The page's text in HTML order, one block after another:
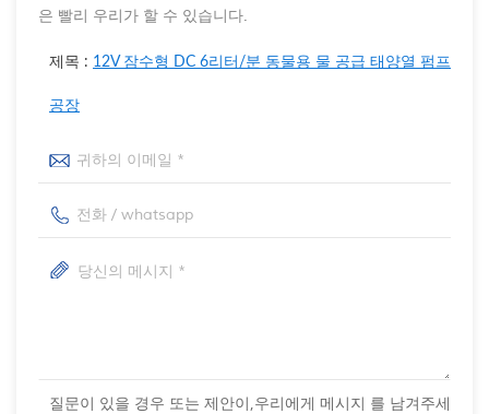
은 빨리 우리가 할 수 있습니다.
제목 : 12V 잠수형 DC 6리터/분 동물용 물 공급 태양열 펌프
공장
질문이 있을 경우 또는 제안이,우리에게 메시지 를 남겨주세